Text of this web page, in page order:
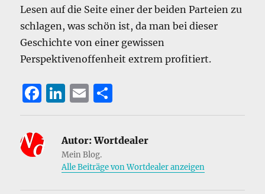
Lesen auf die Seite einer der beiden Parteien zu
schlagen, was schön ist, da man bei dieser
Geschichte von einer gewissen
Perspektivenoffenheit extrem profitiert.
F
a
c
e
o
Li
n
k
e
d
I
E
m
ai
l
ei
le
n
Autor:Wortdealer
Mein Blog.
Alle Beiträge von Wortdealer anzeigen